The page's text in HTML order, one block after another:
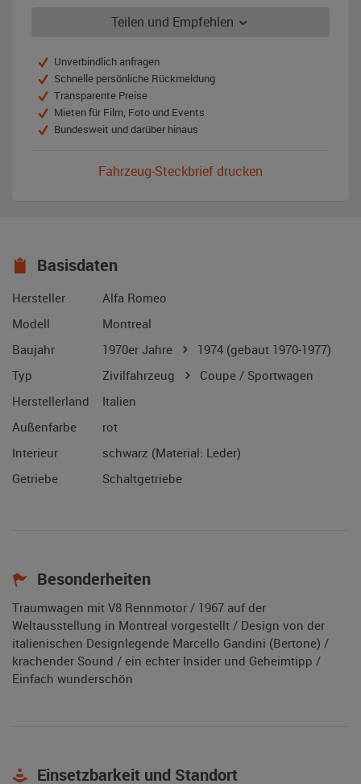
Teilen und Empfehlen
Unverbindlich anfragen
Schnelle persönliche Rückmeldung
Transparente Preise
Mieten für Film, Foto und Events
Bundesweit und darüber hinaus
Fahrzeug-Steckbrief drucken
Basisdaten
Hersteller
Alfa Romeo
Modell
Montreal
Baujahr
1970er Jahre 1974 (gebaut 1970-1977)
Typ
Zivilfahrzeug
Coupe / Sportwagen
Herstellerland
Italien
Außenfarbe
rot
Interieur
schwarz (Material: Leder)
Getriebe
Schaltgetriebe
Besonderheiten
Traumwagen mit V8 Rennmotor / 1967 auf der
Weltausstellung in Montreal vorgestellt / Design von der
italienischen Designlegende Marcello Gandini (Bertone) /
krachender Sound / ein echter Insider und Geheimtipp /
Einfach wunderschön
Einsetzbarkeit und Standort